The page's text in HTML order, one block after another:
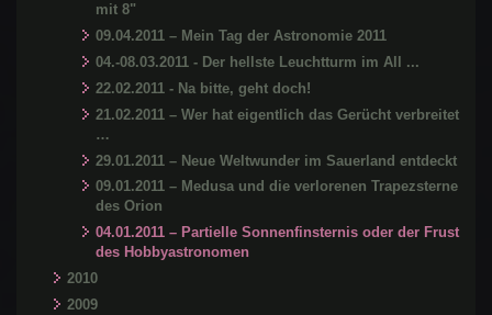
mit 8"
09.04.2011 – Mein Tag der Astronomie 2011
04.-08.03.2011 - Der hellste Leuchtturm im All ...
22.02.2011 - Na bitte, geht doch!
21.02.2011 – Wer hat eigentlich das Gerücht verbreitet
…
29.01.2011 – Neue Weltwunder im Sauerland entdeckt
09.01.2011 – Medusa und die verlorenen Trapezsterne
des Orion
04.01.2011 – Partielle Sonnenfinsternis oder der Frust
des Hobbyastronomen
2010
2009